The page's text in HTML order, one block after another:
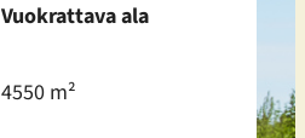
Vuokrattava ala
4550 m²